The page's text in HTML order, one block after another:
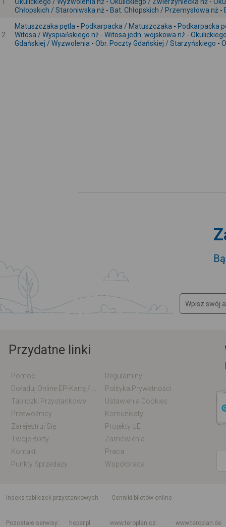
Chłopskich / Staroniwska nż - Bat. Chłopskich / Przemysłowa nż -
2
Matuszczaka pętla - Podkarpacka / Matuszczaka - Podkarpacka
Witosa / Wyspiańskiego nż - Witosa jedn. wojskowa nż -
Gdańskiej / Wyzwolenia - Obr. Poczty Gdańskiej / Starzyńskiego -
Przydatne linki
Pomoc
Regulaminy
Polityka Prywatności
Tabliczki Przystankowe
Ustawienia Cookies
Przewoźnicy
Komunikaty
Zarejestruj Się
Projekty UE
Twoje Bilety
Zamówienia
Kontakt
Praca
Punkty Sprzedaży
Współpraca
indeks tabliczek przystankowych
Cenniki biletów online
Pozostałe serwisy
hoper.pl www.teroplan.cz
www.teroplan.de